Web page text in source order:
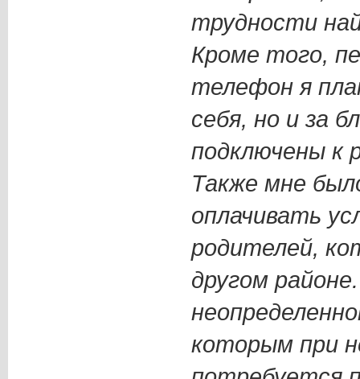
трудности
Кроме того,
телефон я
себя, но и за
подключены к
Также мне
оплачивать
родителей,
другом
которым при